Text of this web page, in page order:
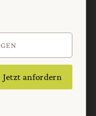
Jetzt anfordern